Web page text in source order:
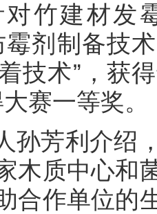
竹建材发
霉剂制备技
技术”，获
赛一等奖。
孙芳利介绍
木质中心和
合作单位的